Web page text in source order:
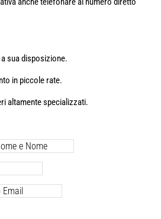
sua disposizione.
in piccole rate.
altamente specializzati.